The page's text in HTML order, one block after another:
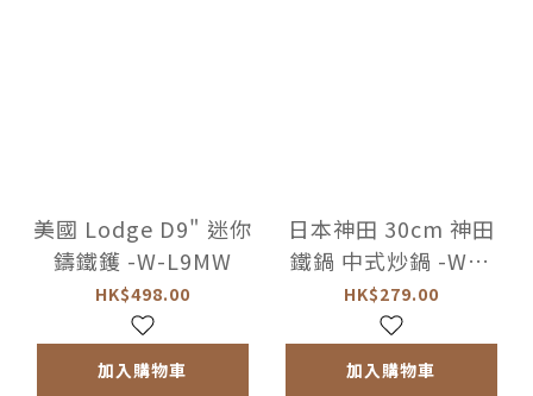
美國 Lodge D9" 迷你
鑄鐵鑊 -W-L9MW
HK$498.00
加入購物車
日本神田 30cm 神田
鐵鍋 中式炒鍋 -WK-
KD-1125
HK$279.00
加入購物車